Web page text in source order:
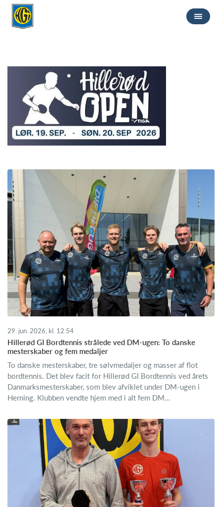
29. jun. 2026, kl. 12.54
Hillerød GI Bordtennis strålede ved DM-ugen: To danske
mesterskaber og fem medaljer
To danske mesterskaber, tre sølvmedaljer og masser af flot
bordtennis. Det blev facit for Hillerød GI Bordtennis ved årets
Danmarksmesterskaber, som blev afviklet under DM-ugen i
Herning. Klubben vendte hjem med i alt fem DM...